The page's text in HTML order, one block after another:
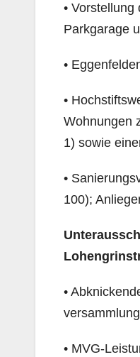
•
Parkgarage
•
•
Wohnungen
1) sowie
•
100);
•
• MVG-